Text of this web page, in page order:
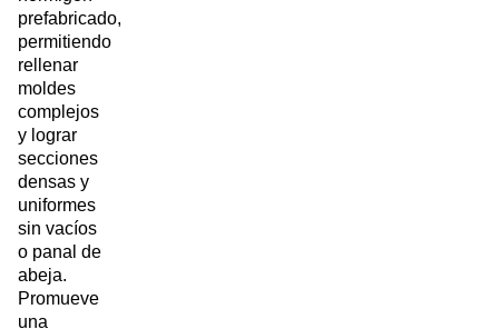
prefabricado,
permitiendo
rellenar
moldes
complejos
y lograr
secciones
densas y
uniformes
sin vacíos
o panal de
abeja.
Promueve
una